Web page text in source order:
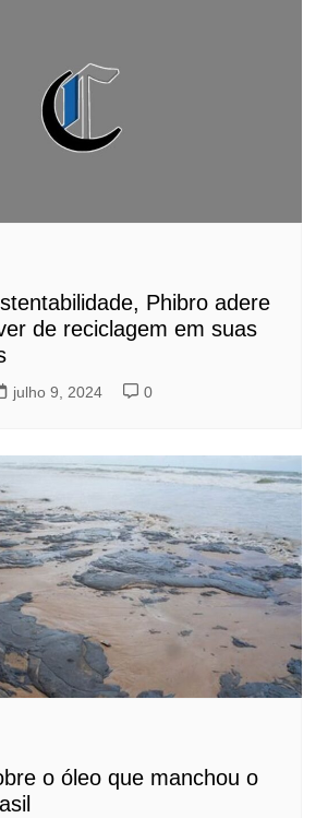
Phibro adere
de reciclagem em suas
julho 9, 2024 0
o óleo que manchou o